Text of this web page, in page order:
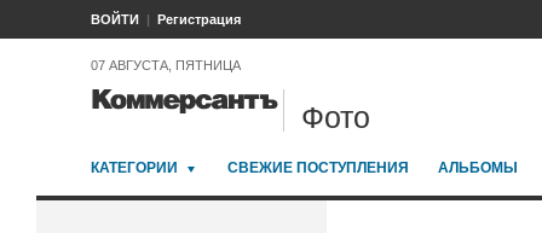
ВОЙТИ Регистрация
07 АВГУСТА, ПЯТНИЦА
Фото
КАТЕГОРИИ СВЕЖИЕ ПОСТУПЛЕНИЯ АЛЬБОМЫ